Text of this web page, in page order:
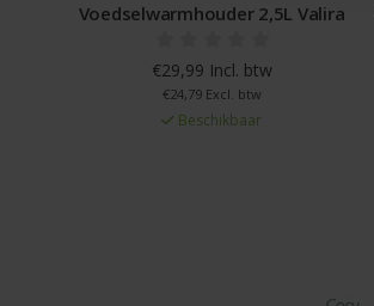
Voedselwarmhouder 2,5L Valira
€29,99 Incl. btw
€24,79 Excl. btw
Beschikbaar